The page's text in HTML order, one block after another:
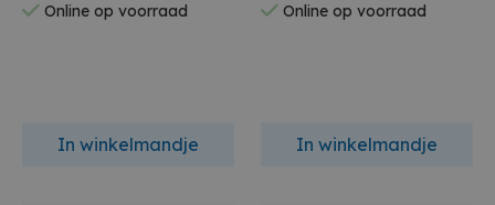
Online op voorraad
In winkelmandje
Online op voorraad
In winkelmandje